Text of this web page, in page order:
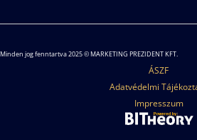
Minden jog fenntartva 2025 © MARKETING PREZIDENT KFT.
ÁSZF
Adatvédelmi
Impresszum